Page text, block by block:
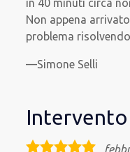
in 40 minuti circa
Non appena
problema
Simone Selli
5,0